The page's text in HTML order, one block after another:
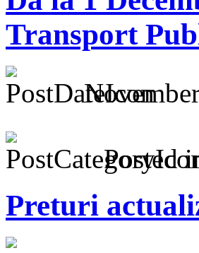
Transport
Posted
Preturi